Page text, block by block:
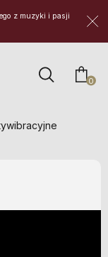
z muzyki i pasji
0